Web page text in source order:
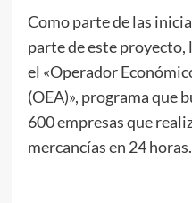
Como parte de las
parte de este
el «Operador
(OEA)», programa que
600 empresas que
mercancías en 24 horas.